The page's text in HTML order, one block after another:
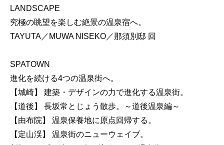
LANDSCAPE
究極の眺望を楽しむ絶景の温泉宿へ。
TAYUTA／MUWA NISEKO／那須別邸 回
SPATOWN
進化を続ける4つの温泉街へ。
【城崎】 建築・デザインの力で進化する温泉街。
【道後】 長坂常とじょう散歩。～道後温泉編～
【由布院】 温泉保養地に原点回帰する。
【定山渓】 温泉街のニューウェイブ。